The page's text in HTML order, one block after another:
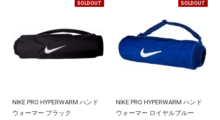
SOLDOUT
NIKE PRO HYPERWARM ハンド
ウォーマー ブラック
SOLDOUT
NIKE PRO HYPERWARM ハンド
ウォーマー ロイヤルブルー